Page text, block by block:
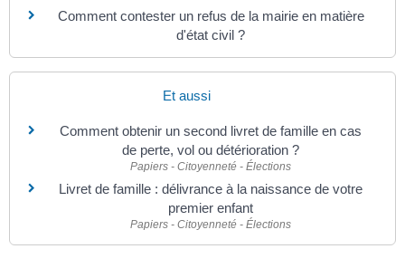
Comment contester un refus de la mairie en matière
d'état civil ?
Et aussi
Comment obtenir un second livret de famille en cas
de perte, vol ou détérioration ?
Papiers - Citoyenneté - Élections
Livret de famille : délivrance à la naissance de votre
premier enfant
Papiers - Citoyenneté - Élections